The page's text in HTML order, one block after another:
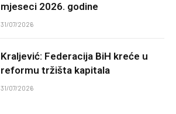
mjeseci 2026. godine
31/07/2026
Kraljević: Federacija BiH kreće u
reformu tržišta kapitala
31/07/2026